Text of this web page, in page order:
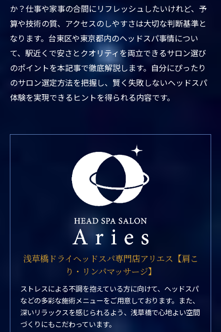
か？仕事や家事の合間にリフレッシュしたいけれど、予
算や技術の質、アクセスのしやすさは大切な判断基準と
なります。台東区や東京都内のヘッドスパ事情につい
て、駅近くで安さとクオリティを両立できるサロン選び
のポイントを本記事で徹底解説します。自分にぴったり
のサロン選定方法を把握し、賢く失敗しないヘッドスパ
体験を実現できるヒントを得られる内容です。
浅草橋ドライヘッドスパ専門店アリエス【肩こ
り・リンパマッサージ】
ストレスによる不調を抱えている方に向けて、ヘッドスパ
などの多彩な施術メニューをご用意しております。また、
深いリラックスを感じられるよう、浅草橋で心地よい空間
づくりにもこだわっています。